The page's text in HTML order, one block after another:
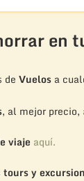
en
de Vuelosa
, al mejor precio,
viaje aquí.
tours y